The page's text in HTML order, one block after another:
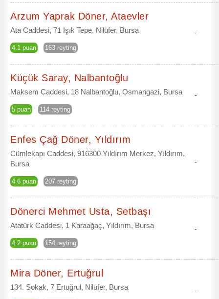
Arzum Yaprak Döner, Ataevler
Ata Caddesi, 71 Işık Tepe, Nilüfer, Bursa
4.1 puan 163 reyting
-
Küçük Saray, Nalbantoğlu
Maksem Caddesi, 18 Nalbantoğlu, Osmangazi, Bursa
5 puan 114 reyting
-
Enfes Çağ Döner, Yıldırım
Cümlekapı Caddesi, 916300 Yıldırım Merkez, Yıldırım,
Bursa
4.6 puan 207 reyting
-
Dönerci Mehmet Usta, Setbaşı
Atatürk Caddesi, 1 Karaağaç, Yıldırım, Bursa
4.2 puan 154 reyting
-
Mira Döner, Ertuğrul
134. Sokak, 7 Ertuğrul, Nilüfer, Bursa -